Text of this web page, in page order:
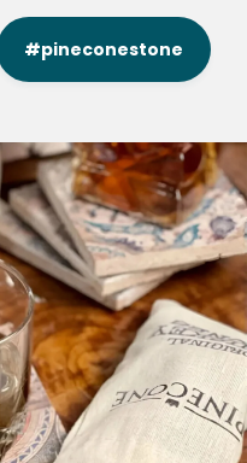
#pineconestone